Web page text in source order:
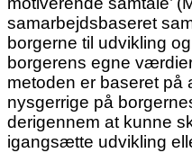
samarbejdsbaseret
borgerne til udvikling
borgerens egne
metoden er baseret på
nysgerrige på
derigennem at kunne
igangsætte udvikling